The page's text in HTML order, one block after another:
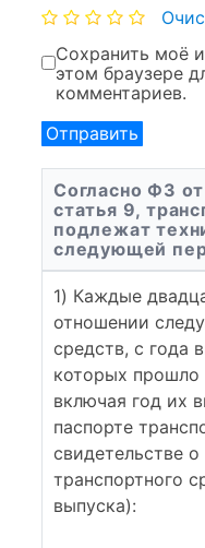
Сохранить моё
этом браузере
комментариев.
Согласно ФЗ
статья 9,
подлежат
следующей
1) Каждые
отношении
средств, с года
которых прошло
включая год их
паспорте
свидетельстве
транспортного
выпуска):